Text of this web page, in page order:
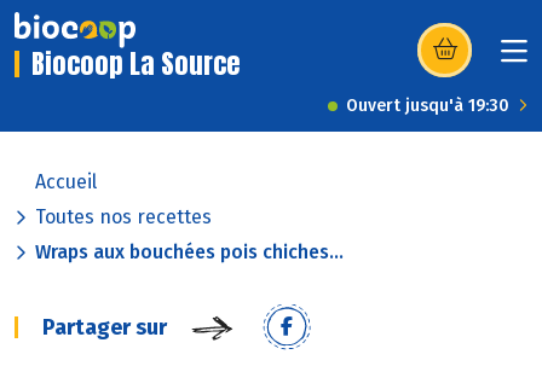
Biocoop La Source (s’ouvre dans
Ouvert jusqu'à 19:30
Accueil
Toutes nos recettes
Wraps aux bouchées pois chiches...
Partager sur